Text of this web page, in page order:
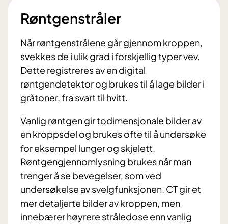
Røntgenstråler
Når røntgenstrålene går gjennom kroppen,
svekkes de i ulik grad i forskjellig typer vev.
Dette registreres av en digital
røntgendetektor og brukes til å lage bilder i
gråtoner, fra svart til hvitt.
Vanlig røntgen gir todimensjonale bilder av
en kroppsdel og brukes ofte til å undersøke
for eksempel lunger og skjelett.
Røntgengjennomlysning brukes når man
trenger å se bevegelser, som ved
undersøkelse av svelgfunksjonen. CT gir et
mer detaljerte bilder av kroppen, men
innebærer høyrere stråledose enn vanlig